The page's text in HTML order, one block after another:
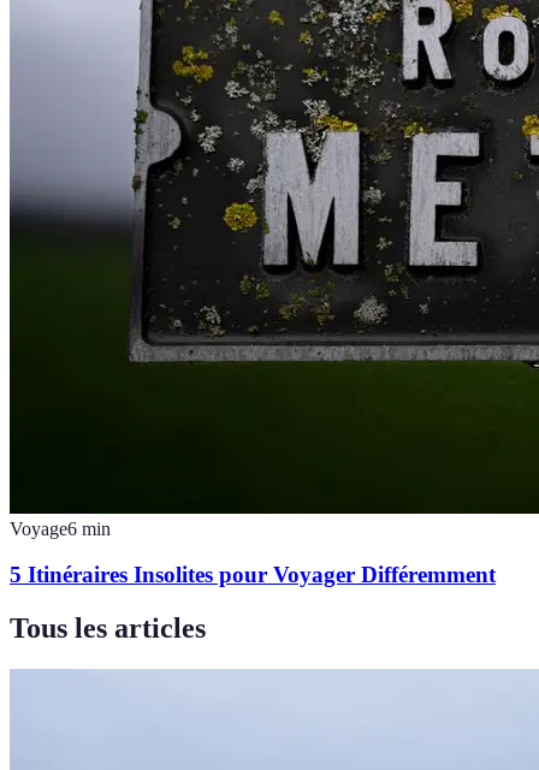
Voyage6 min
5 Itinéraires Insolites pour Voyager Différemment
Tous les articles